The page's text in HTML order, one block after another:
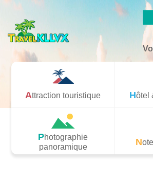
Attraction touristique
Photographie
panoramique